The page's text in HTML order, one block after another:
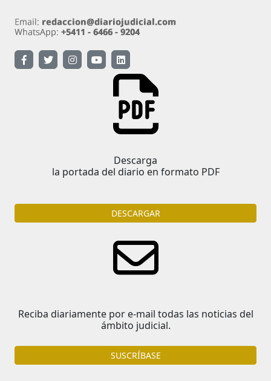
Descarga
la portada del diario en formato PDF
DESCARGAR
Reciba diariamente por e-mail todas las noticias del
ámbito judicial.
SUSCRÍBASE